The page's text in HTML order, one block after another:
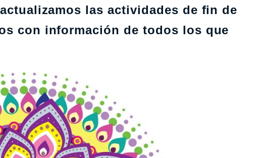
las actividades de fin de
con información de todos los que